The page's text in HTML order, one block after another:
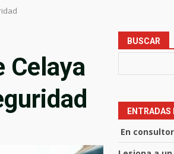
Celaya
BUSCAR
ENTRADAS
En